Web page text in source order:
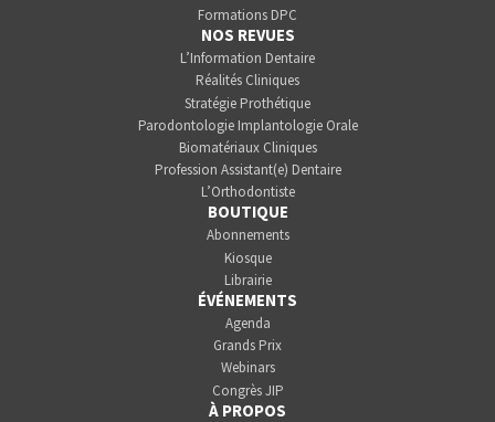
Formations DPC
NOS REVUES
L’Information Dentaire
Réalités Cliniques
Stratégie Prothétique
Parodontologie Implantologie Orale
Biomatériaux Cliniques
Profession Assistant(e) Dentaire
L’Orthodontiste
BOUTIQUE
Abonnements
Kiosque
Librairie
ÉVÉNEMENTS
Agenda
Grands Prix
Webinars
Congrès JIP
À PROPOS